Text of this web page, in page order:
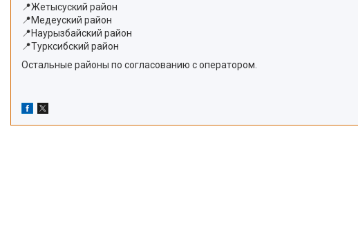
📍Жетысуский район
📍Медеуский район
📍Наурызбайский район
📍Турксибский район
Остальные районы по согласованию с оператором.